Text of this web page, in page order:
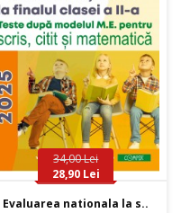
34,00 Lei
28,90 Lei
Evaluarea nationala la s..